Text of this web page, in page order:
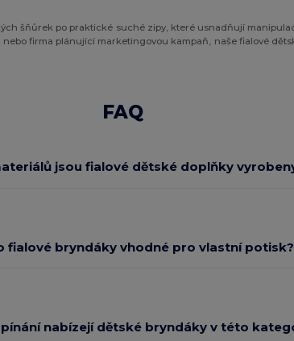
šňůrek po praktické suché zipy, které usnadňují
firma plánující marketingovou kampaň, naše fialové
FAQ
jsou fialové dětské doplňky
fialové bryndáky vhodné pro vlastní potisk?
nabízejí dětské bryndáky v této